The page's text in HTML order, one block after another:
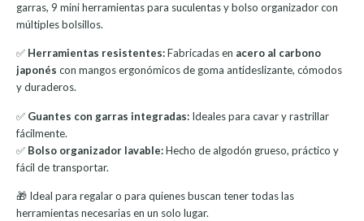
garras, 9 mini herramientas para suculentas y bolso organizador con
múltiples bolsillos.
✅ Herramientas resistentes:Fabricadas en acero al carbono
japonés con mangos ergonómicos de goma antideslizante, cómodos
y duraderos.
✅ Guantes con garras integradas:Ideales para cavar y rastrillar
fácilmente.
✅ Bolso organizador lavable:Hecho de algodón grueso, práctico y
fácil de transportar.
🎁 Ideal para regalar o para quienes buscan tener todas las
herramientas necesarias en un solo lugar.